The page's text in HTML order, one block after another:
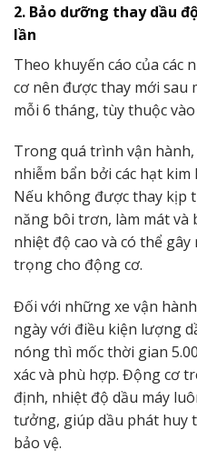
2. Bảo dưỡng thay dầu
lần
Theo khuyến cáo của các
cơ nên được thay mới sau
mỗi 6 tháng, tùy thuộc
Trong quá trình vận hành,
nhiễm bẩn bởi các hạt kim
Nếu không được thay kịp
năng bôi trơn, làm mát và
nhiệt độ cao và có thể
trọng cho động cơ.
Đối với những xe vận
ngày với điều kiện lượng
nóng thì mốc thời gian
xác và phù hợp. Động cơ
định, nhiệt độ dầu máy
tưởng, giúp dầu phát huy
bảo vệ.